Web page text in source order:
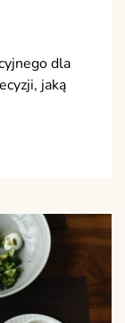
dla
jaką